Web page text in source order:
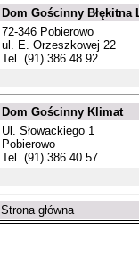
Dom Gościnny Błękitna
72-346 Pobierowo
ul. E. Orzeszkowej 22
Tel. (91) 386 48 92
Dom Gościnny Klimat
Ul. Słowackiego 1
Pobierowo
Tel. (91) 386 40 57
Strona główna